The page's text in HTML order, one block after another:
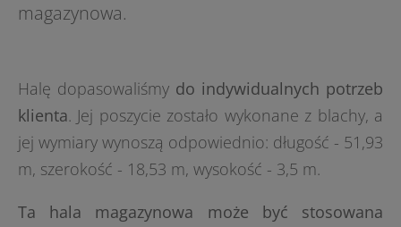
magazynowa.
Halę dopasowaliśmy do indywidualnych potrzeb
klienta. Jej poszycie zostało wykonane z blachy, a
jej wymiary wynoszą odpowiednio: długość - 51,93
m, szerokość - 18,53 m, wysokość - 3,5 m.
Ta hala magazynowa może być stosowana